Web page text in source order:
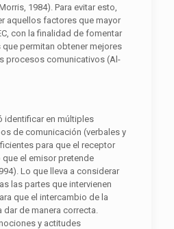
1984). Para evitar esto,
aquellos factores que mayor
con la finalidad de fomentar
permitan obtener mejores
procesos comunicativos (Al-
identificar en múltiples
de comunicación (verbales y
para que el receptor
el emisor pretende
Lo que lleva a considerar
las partes que intervienen
que el intercambio de la
de manera correcta.
y actitudes